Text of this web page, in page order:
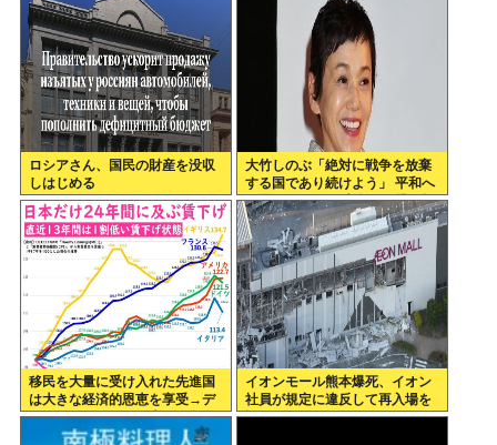
ロシアさん、国民の財産を没収
しはじめる
大竹しのぶ「絶対に戦争を放棄
する国であり続けよう」 平和へ
の思いをつづる 広島に原爆が投
下されてから81年
移民を大量に受け入れた先進国
は大きな経済的恩恵を享受→デ
ータでもはっきり日本一人負け
示される
イオンモール熊本爆死、イオン
社員が規定に違反して再入場を
許可していた